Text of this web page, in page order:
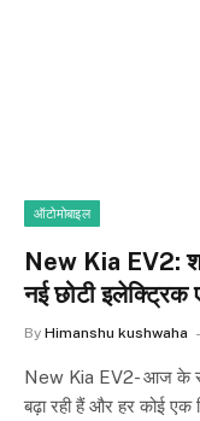
ऑटोमोबाइल
New Kia EV2:
नई छोटी
By Himanshu kushwaha
New Kia EV2- आज के
बढ़ा रही हैं और हर कोई एक